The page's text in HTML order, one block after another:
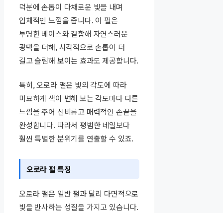
덕분에 손톱이 다채로운 빛을 내며
입체적인 느낌을 줍니다. 이 펄은
투명한 베이스와 결합해 자연스러운
광택을 더해, 시각적으로 손톱이 더
길고 슬림해 보이는 효과도 제공합니다.
특히, 오로라 펄은 빛의 각도에 따라
미묘하게 색이 변해 보는 각도마다 다른
느낌을 주어 신비롭고 매력적인 손끝을
완성합니다. 따라서 평범한 네일보다
훨씬 특별한 분위기를 연출할 수 있죠.
오로라 펄 특징
오로라 펄은 일반 펄과 달리 다면적으로
빛을 반사하는 성질을 가지고 있습니다.